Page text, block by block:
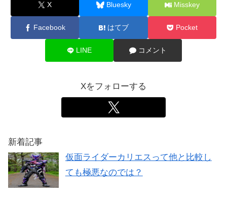
X Bluesky Misskey
Facebook はてブ Pocket
LINE コメント
Xをフォローする
新着記事
仮面ライダーカリエスって他と比較し
ても極悪なのでは？